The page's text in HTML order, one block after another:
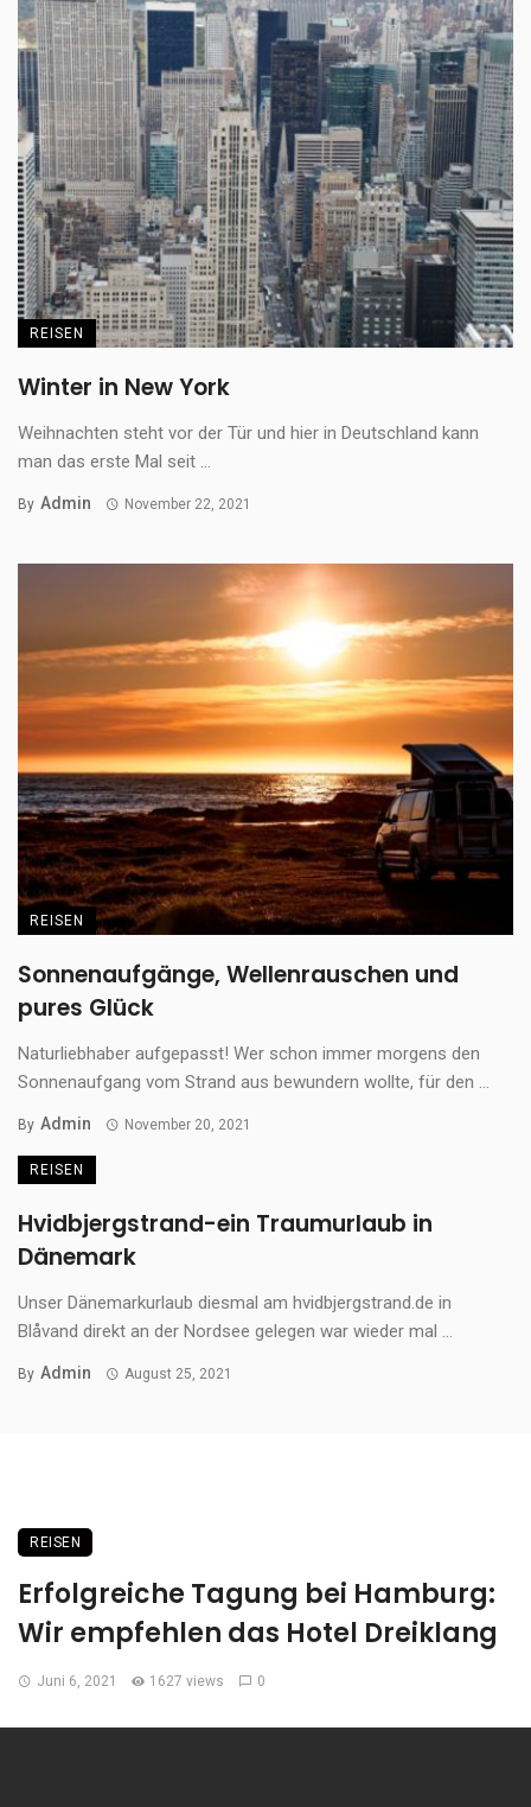
REISEN
Winter in New York
Weihnachten steht vor der Tür und hier in Deutschland kann
man das erste Mal seit ...
By Admin November 22, 2021
REISEN
Sonnenaufgänge, Wellenrauschen und
pures Glück
Naturliebhaber aufgepasst! Wer schon immer morgens den
Sonnenaufgang vom Strand aus bewundern wollte, für den ...
By Admin November 20, 2021
REISEN
Hvidbjergstrand-ein Traumurlaub in
Dänemark
Unser Dänemarkurlaub diesmal am hvidbjergstrand.de in
Blåvand direkt an der Nordsee gelegen war wieder mal ...
By Admin August 25, 2021
REISEN
Erfolgreiche Tagung bei Hamburg:
Wir empfehlen das Hotel Dreiklang
Juni 6, 2021 1627 views 0